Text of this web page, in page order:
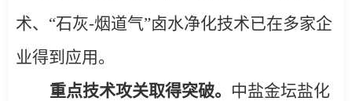
术、 “石灰-烟道气”卤水净化技术已在多家企
业得到应用。
重点技术攻关取得突破。 中盐金坛盐化